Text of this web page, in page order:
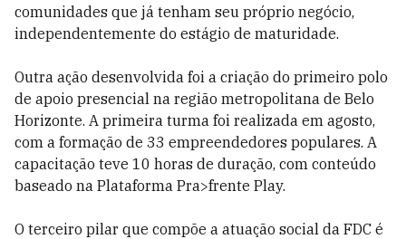
comunidades que já tenham seu próprio negócio,
independentemente do estágio de maturidade.
Outra ação desenvolvida foi a criação do primeiro polo
de apoio presencial na região metropolitana de Belo
Horizonte. A primeira turma foi realizada em agosto,
com a formação de 33 empreendedores populares. A
capacitação teve 10 horas de duração, com conteúdo
baseado na Plataforma Pra>frente Play.
O terceiro pilar que compõe a atuação social da FDC é